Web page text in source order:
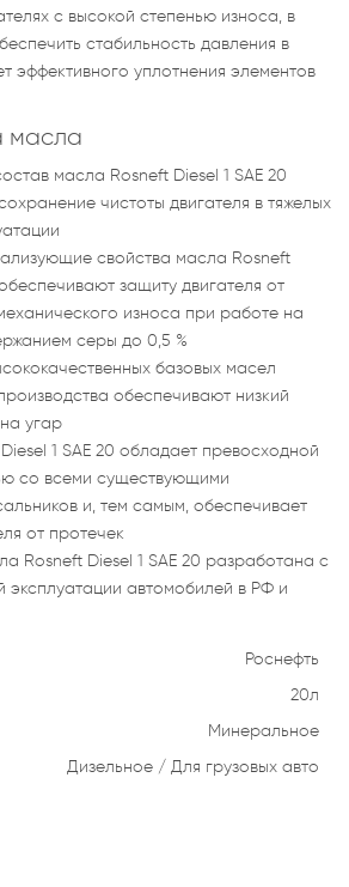
с высокой степенью износа, в
стабильность давления в
эффективного уплотнения элементов
масла
масла Rosneft Diesel 1 SAE 20
чистоты двигателя в тяжелых
свойства масла Rosneft
защиту двигателя от
износа при работе на
серы до 0,5 %
базовых масел
обеспечивают низкий
угар
1 SAE 20 обладает превосходной
со всеми существующими
и, тем самым, обеспечивает
от протечек
Rosneft Diesel 1 SAE 20 разработана с
эксплуатации автомобилей в РФ и
Роснефть
20л
Минеральное
Дизельное Для грузовых авто